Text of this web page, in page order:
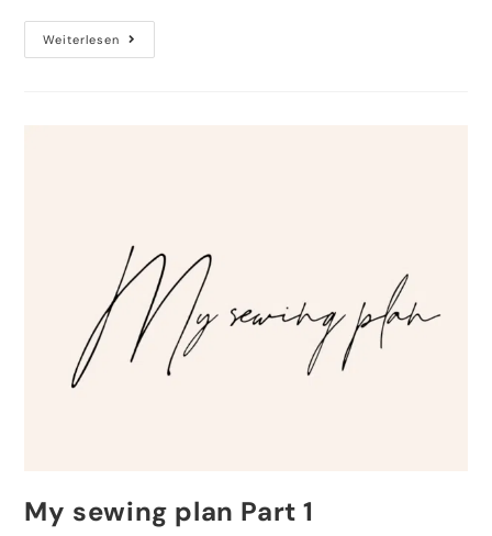
Weiterlesen
My sewing plan Part 1